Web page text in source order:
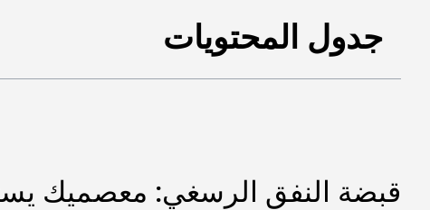
جدول المحتويات
قبضة النفق الرسغي: معصميك